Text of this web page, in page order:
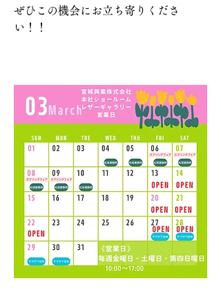
ぜひこの機会にお立ち寄りくださ
い！！